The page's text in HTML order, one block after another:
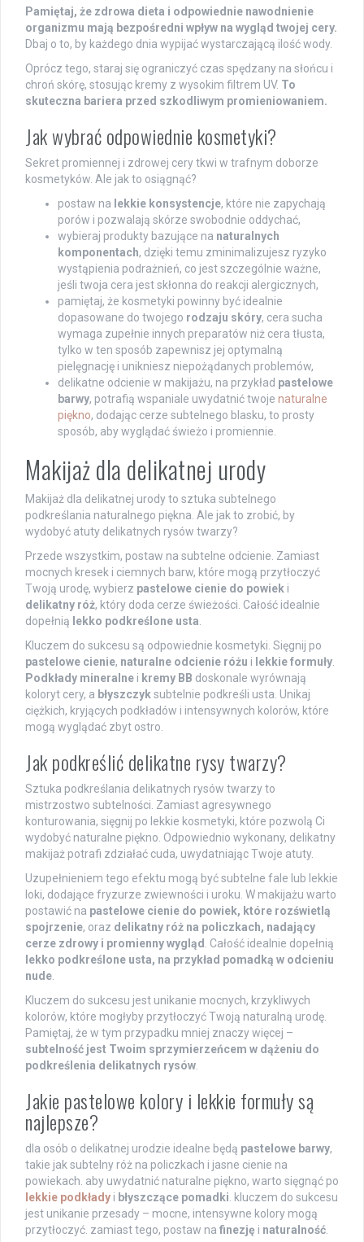
Pamiętaj, że zdrowa dieta i odpowiednie nawodnienie
organizmu mają bezpośredni wpływ na wygląd twojej cery.
Dbaj o to, by każdego dnia wypijać wystarczającą ilość wody.
Oprócz tego, staraj się ograniczyć czas spędzany na słońcu i
chroń skórę, stosując kremy z wysokim filtrem UV. To
skuteczna bariera przed szkodliwym promieniowaniem.
Jak wybrać odpowiednie kosmetyki?
Sekret promiennej i zdrowej cery tkwi w trafnym doborze
kosmetyków. Ale jak to osiągnąć?
postaw na lekkie konsystencje, które nie zapychają
porów i pozwalają skórze swobodnie oddychać,
wybieraj produkty bazujące na naturalnych
komponentach, dzięki temu zminimalizujesz ryzyko
wystąpienia podrażnień, co jest szczególnie ważne,
jeśli twoja cera jest skłonna do reakcji alergicznych,
pamiętaj, że kosmetyki powinny być idealnie
dopasowane do twojego rodzaju skóry, cera sucha
wymaga zupełnie innych preparatów niż cera tłusta,
tylko w ten sposób zapewnisz jej optymalną
pielęgnację i unikniesz niepożądanych problemów,
delikatne odcienie w makijażu, na przykład pastelowe
barwy, potrafią wspaniale uwydatnić twoje naturalne
piękno, dodając cerze subtelnego blasku, to prosty
sposób, aby wyglądać świeżo i promiennie.
Makijaż dla delikatnej urody
Makijaż dla delikatnej urody to sztuka subtelnego
podkreślania naturalnego piękna. Ale jak to zrobić, by
wydobyć atuty delikatnych rysów twarzy?
Przede wszystkim, postaw na subtelne odcienie. Zamiast
mocnych kresek i ciemnych barw, które mogą przytłoczyć
Twoją urodę, wybierz pastelowe cienie do powiek i
delikatny róż, który doda cerze świeżości. Całość idealnie
dopełnią lekko podkreślone usta
Kluczem do sukcesu są odpowiednie kosmetyki. Sięgnij po
pastelowe cienie, naturalne odcienie różu i lekkie formuły
Podkłady mineralne i kremy BB doskonale wyrównają
koloryt cery, a błyszczyksubtelnie podkreśli usta. Unikaj
ciężkich, kryjących podkładów i intensywnych kolorów, które
mogą wyglądać zbyt ostro.
Jak podkreślić delikatne rysy twarzy?
Sztuka podkreślania delikatnych rysów twarzy to
mistrzostwo subtelności. Zamiast agresywnego
konturowania, sięgnij po lekkie kosmetyki, które pozwolą Ci
wydobyć naturalne piękno. Odpowiednio wykonany, delikatny
makijaż potrafi zdziałać cuda, uwydatniając Twoje atuty.
Uzupełnieniem tego efektu mogą być subtelne fale lub lekkie
loki, dodające fryzurze zwiewności i uroku. W makijażu warto
postawić na pastelowe cienie do powiek, które rozświetlą
spojrzenie, oraz delikatny róż na policzkach, nadający
cerze zdrowy i promienny wygląd
. Całość idealnie dopełnią
lekko podkreślone usta, na przykład pomadką w odcieniu
nude
Kluczem do sukcesu jest unikanie mocnych, krzykliwych
kolorów, które mogłyby przytłoczyć Twoją naturalną urodę.
Pamiętaj, że w tym przypadku mniej znaczy więcej –
subtelność jest Twoim sprzymierzeńcem w dążeniu do
podkreślenia delikatnych rysów
Jakie pastelowe kolory i lekkie formuły są
najlepsze?
dla osób o delikatnej urodzie idealne będą pastelowe barwy,
takie jak subtelny róż na policzkach i jasne cienie na
powiekach. aby uwydatnić naturalne piękno, warto sięgnąć po
lekkie podkłady i błyszczące pomadki . kluczem do sukcesu
jest unikanie przesady – mocne, intensywne kolory mogą
przytłoczyć. zamiast tego, postaw na finezję i naturalność